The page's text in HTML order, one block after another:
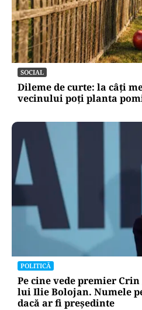
SOCIAL
Dileme de curte: la câți
vecinului poți planta
POLITICĂ
Pe cine vede premier
lui Ilie Bolojan. Numele
dacă ar fi președinte